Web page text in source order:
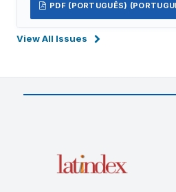
PDF (PORTUGUÊS)
View All Issues